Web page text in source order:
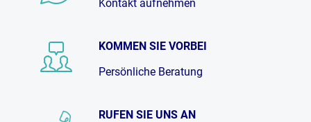
Kontakt aufnehmen
KOMMEN SIE VORBEI
Persönliche Beratung
RUFEN SIE UNS AN